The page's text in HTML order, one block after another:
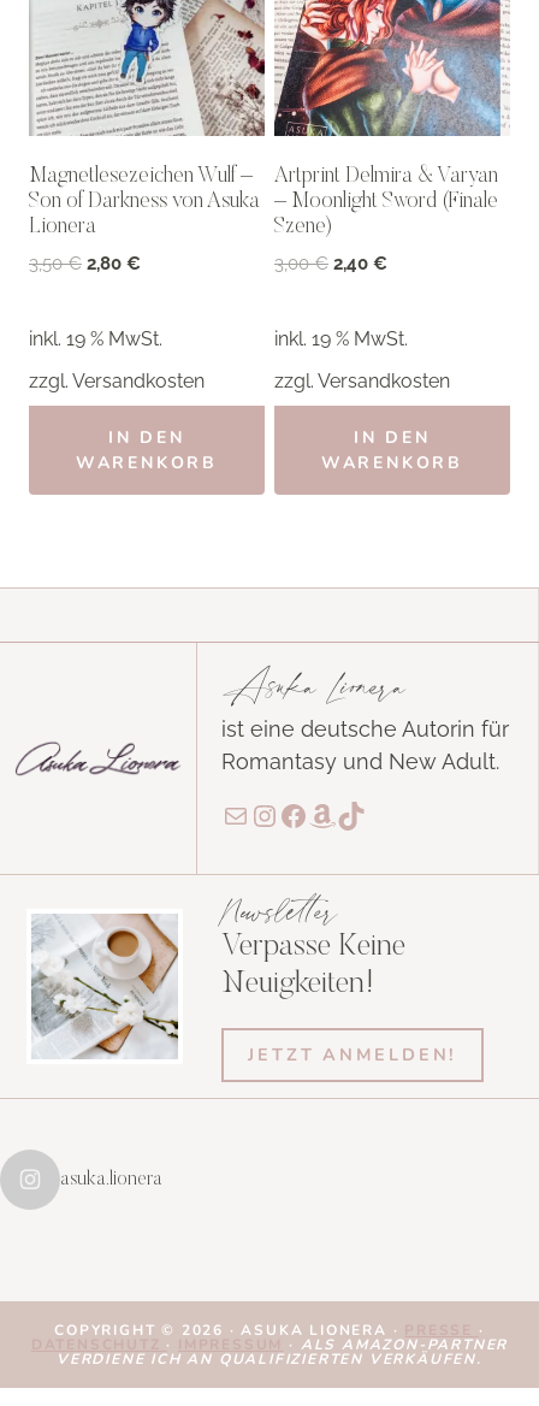
Magnetlesezeichen Wulf –
Son of Darkness von Asuka
Lionera
3,50€ Ursprünglicher
3,50 €
2,80 €
2,80 €.
inkl. 19 % MwSt.
zzgl. Versandkosten
IN DEN
WARENKORB
Artprint Delmira & Varyan
– Moonlight Sword (Finale
Szene)
3,00€ Ursprünglicher
3,00 €
2,40 €
2,40 €.
inkl. 19 % MwSt.
zzgl. Versandkosten
IN DEN
WARENKORB
Asuka Lionera
ist eine deutsche Autorin für
Romantasy und New Adult.
E-MailInstagram
Facebook
Amazon
TikTok
Newsletter
Verpasse Keine
Neuigkeiten!
JETZT ANMELDEN!
asuka.lionera
COPYRIGHT © 2026 · ASUKA LIONERA · ·
· · ALS AMAZON-PARTNER
VERDIENE ICH AN QUALIFIZIERTEN VERKÄUFEN.